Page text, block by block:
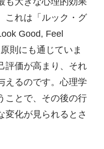
これは「ルック・グ
Good, Feel
則にも通じていま
評価が高まり、それ
えるのです。心理学
ことで、その後の行
変化が見られるとさ